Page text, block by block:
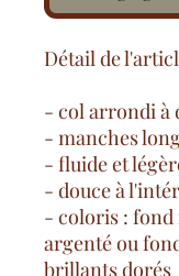
Détail de
- col arrondi à
- manches
- fluide et
- douce à
- coloris :
argenté ou
brillants dorés